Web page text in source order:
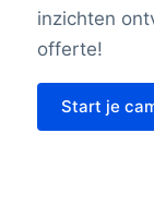
inzichten
offerte!
Start je